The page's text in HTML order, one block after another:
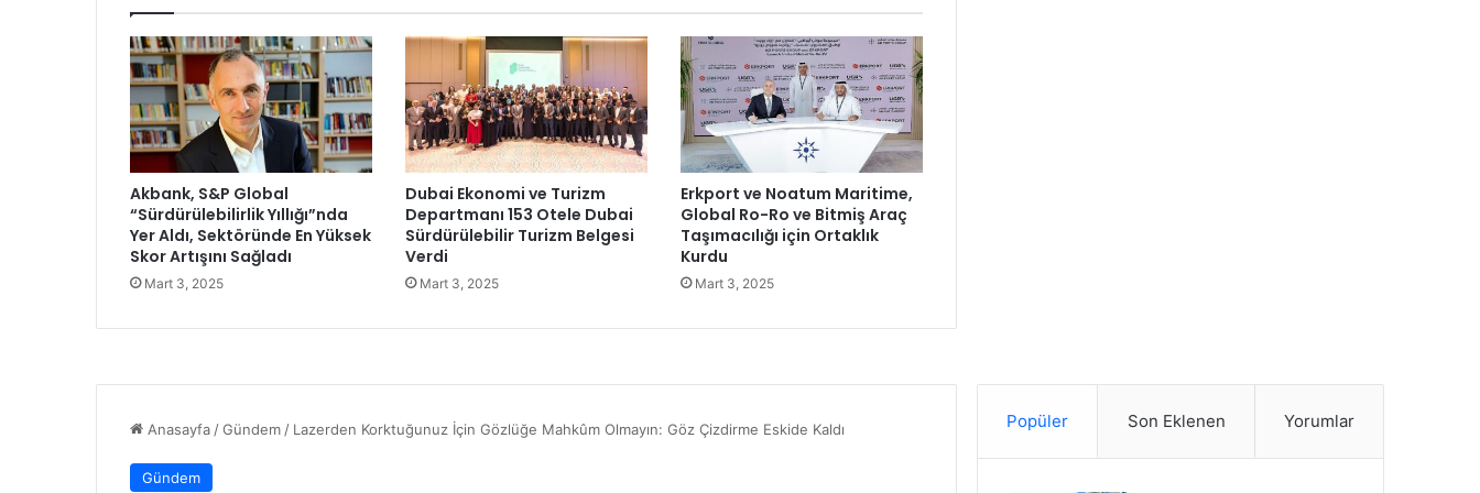
l
e
ç
o
c
u
k
l
a
a
d
e
k
a
r
a
s
ı
n
d
a
d
e
n
e
p
ü
Akbank, S&P Global
“Sürdürülebilirlik Yıllığı”nda
Yer Aldı, Sektöründe En Yüksek
Skor Artışını Sağladı
Mart 3, 2025
Dubai Ekonomi ve Turizm
Departmanı 153 Otele Dubai
Sürdürülebilir Turizm Belgesi
Verdi
Mart 3, 2025
Erkport ve Noatum Maritime,
Global Ro-Ro ve Bitmiş Araç
Taşımacılığı için Ortaklık
Kurdu
Mart 3, 2025